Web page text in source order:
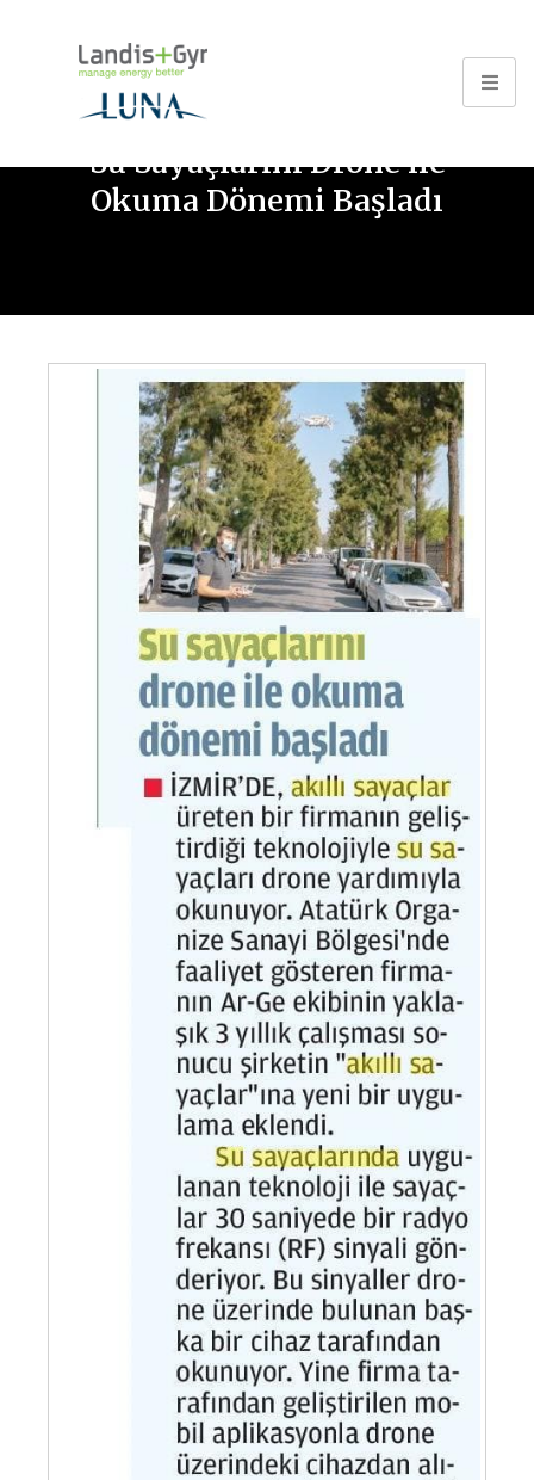
Bizden Haberler
Su Sayaçlarını Drone ile
Okuma Dönemi Başladı